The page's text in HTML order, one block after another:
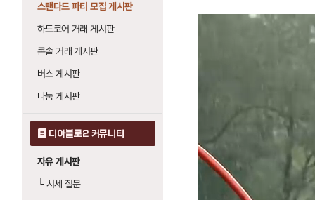
스탠다드 파티 모집 게시판
하드코어 거래 게시판
콘솔 거래 게시판
버스 게시판
나눔 게시판
디아블로2 커뮤니티
자유 게시판
└시세 질문